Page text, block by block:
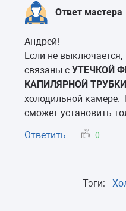
Ответ мастера
Андрей!
Если не
связаны с УТЕЧКОЙ
КАПИЛЯРНОЙ ТРУБКИ
холодильной камере.
сможет установить
Ответить
0
Тэги: